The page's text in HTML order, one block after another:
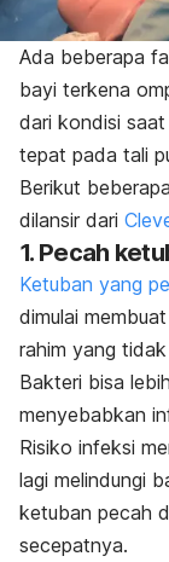
Ada beberapa
bayi terkena
dari kondisi
tepat pada tali
Berikut
dilansir dari
1. Pecah
Ketuban yang
dimulai
rahim yang
Bakteri bisa
menyebabkan
Risiko infeksi
lagi melindungi
ketuban pecah
secepatnya.